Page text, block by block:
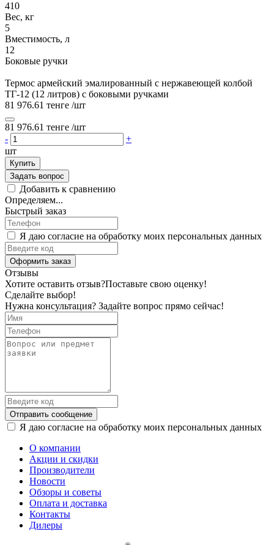
410
Вес, кг
5
Вместимость, л
12
Боковые ручки
Термос армейский эмалированный с нержавеющей колбой
ТГ-12 (12 литров) с боковыми ручками
81 976.61 тенге /шт
81 976.61 тенге /шт
-
+
шт
Купить
Задать вопрос
Добавить к сравнению
Определяем...
Быстрый заказ
Я даю согласие на обработку моих персональных данных
Оформить заказ
Отзывы
Хотите оставить отзыв?Поставьте свою оценку!
Сделайте выбор!
Нужна консультация? Задайте вопрос прямо сейчас!
Отправить сообщение
Я даю согласие на обработку моих персональных данных
О компании
Акции и скидки
Производители
Новости
Обзоры и советы
Оплата и доставка
Контакты
Дилеры